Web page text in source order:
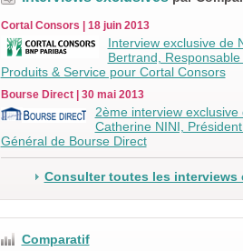
Cortal Consors | 18 juin 2013
Interview exclusive de
Bertrand,
Produits & Service pour Cortal Consors
Bourse Direct | 30 mai 2013
2ème interview exclusive
Catherine NINI,
Général de Bourse Direct
Consulter toutes les interviews
Comparatif